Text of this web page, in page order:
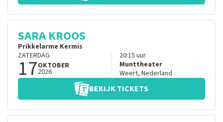
SARA KROOS
Prikkelarme Kermis
ZATERDAG
17OKTOBER
2026
20:15 uur
Munttheater
Weert, Nederland
BEKIJK TICKETS